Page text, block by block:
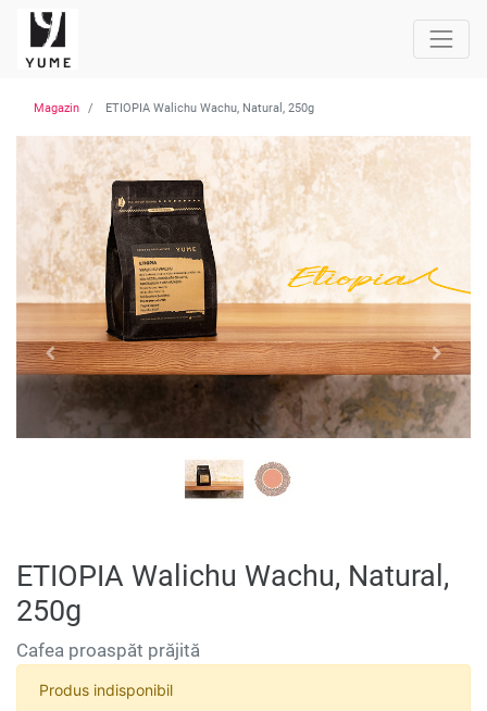
Magazin ETIOPIA Walichu Wachu, Natural, 250g
ETIOPIA Walichu Wachu, Natural,
250g
Cafea proaspăt prăjită
Produs indisponibil